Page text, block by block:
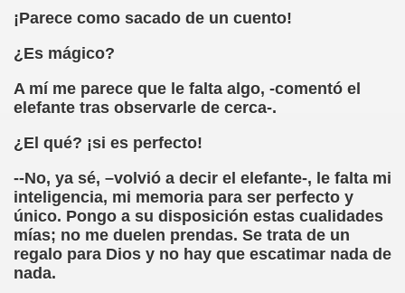
¡Parece como sacado de un cuento!
¿Es mágico?
A mí me parece que le falta algo, -comentó el
elefante tras observarle de cerca-.
¿El qué? ¡si es perfecto!
--No, ya sé, –volvió a decir el elefante-, le falta mi
inteligencia, mi memoria para ser perfecto y
único. Pongo a su disposición estas cualidades
mías; no me duelen prendas. Se trata de un
regalo para Dios y no hay que escatimar nada de
nada.
Lectobraillístico (Egosan)
Otero)
ajedrecistas ciegos (Roberto Enjuto)
Martín Figueroa)
Ángel Vázquez)